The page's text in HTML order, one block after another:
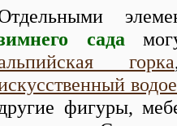
сада
горка
другие фигуры,